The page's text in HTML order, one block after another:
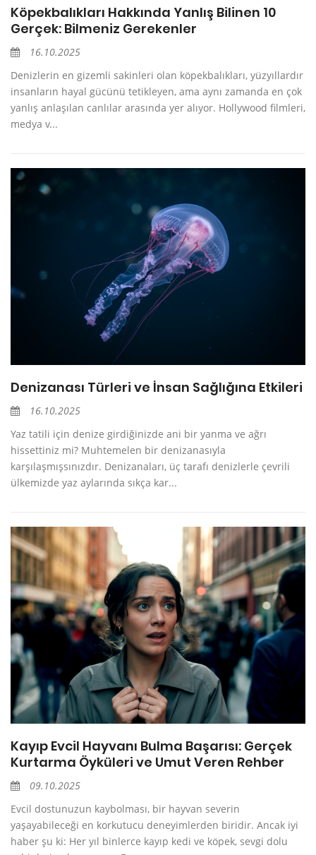
Köpekbalıkları Hakkında Yanlış Bilinen 10
Gerçek: Bilmeniz Gerekenler
16.10.2025
Denizlerin en gizemli sakinleri olan köpekbalıkları, yüzyıllardır
insanların hayal gücünü tetikleyen, ama aynı zamanda en çok
yanlış anlaşılan canlılar arasında yer alıyor. Hollywood filmleri,
medya v...
Denizanası Türleri ve İnsan Sağlığına Etkileri
16.10.2025
Yaz tatili için denize girdiğinizde ani bir yanma ve ağrı
hissettiniz mi? Muhtemelen bir denizanasıyla
karşılaşmışsınızdır. Denizanaları, üç tarafı denizlerle çevrili
ülkemizde yaz aylarında sıkça kar...
Kayıp Evcil Hayvanı Bulma Başarısı: Gerçek
Kurtarma Öyküleri ve Umut Veren Rehber
09.10.2025
Evcil dostunuzun kaybolması, bir hayvan severin
yaşayabileceği en korkutucu deneyimlerden biridir. Ancak iyi
haber şu ki: Her yıl binlerce kayıp kedi ve köpek, sevgi dolu